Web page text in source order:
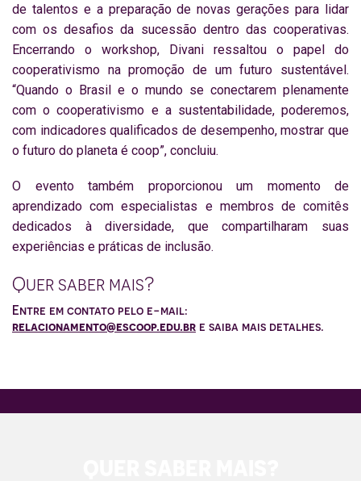
de talentos e a preparação de novas gerações para lidar
com os desafios da sucessão dentro das cooperativas.
Encerrando o workshop, Divani ressaltou o papel do
cooperativismo na promoção de um futuro sustentável.
“Quando o Brasil e o mundo se conectarem plenamente
com o cooperativismo e a sustentabilidade, poderemos,
com indicadores qualificados de desempenho, mostrar que
o futuro do planeta é coop”, concluiu.
O evento também proporcionou um momento de
aprendizado com especialistas e membros de comitês
dedicados à diversidade, que compartilharam suas
experiências e práticas de inclusão.
Quer saber mais?
Entre em contato pelo e-mail:
relacionamento@escoop.edu.br e saiba mais detalhes.